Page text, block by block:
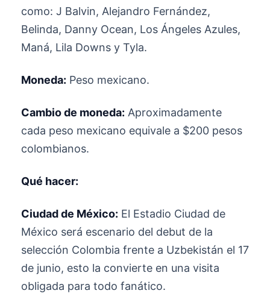
como: J Balvin, Alejandro Fernández,
Belinda, Danny Ocean, Los Ángeles Azules,
Maná, Lila Downs y Tyla.
Moneda: Peso mexicano.
Cambio de moneda: Aproximadamente
cada peso mexicano equivale a $200 pesos
colombianos.
Qué hacer:
Ciudad de México: El Estadio Ciudad de
México será escenario del debut de la
selección Colombia frente a Uzbekistán el 17
de junio, esto la convierte en una visita
obligada para todo fanático.